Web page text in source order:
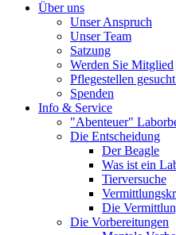
Über uns
Unser Anspruch
Unser Team
Satzung
Werden Sie Mitglied
Pflegestellen
Spenden
Info & Service
"Abenteuer"
Die Entscheidung
Der Beagle
Was ist ein
Tierversuche
Die
Die Vorbereitungen